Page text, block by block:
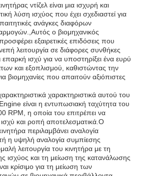
ντίζελ είναι μια ισχυρή και
λύση ισχύος που έχει σχεδιαστεί για
ανάγκες διαφόρων
ο βιομηχανικός
εξαιρετικές επιδόσεις που
λειτουργία σε διάφορες συνθήκες
επαρκή ισχύ για να υποστηρίξει ένα ευρύ
και εξοπλισμού, καθιστώντας την
βιομηχανίες που απαιτούν αξιόπιστες
χαρακτηριστικά αυτού του
είναι η εντυπωσιακή ταχύτητα του
RPM, η οποία του επιτρέπει να
ισχύ και ροπή αποτελεσματικά.Ο
περιλαμβάνει αναλογία
η υψηλή αναλογία συμπίεσης
λειτουργία του κινητήρα με τη
ισχύος και τη μείωση της κατανάλωσης
κρίσιμο για τη μείωση των